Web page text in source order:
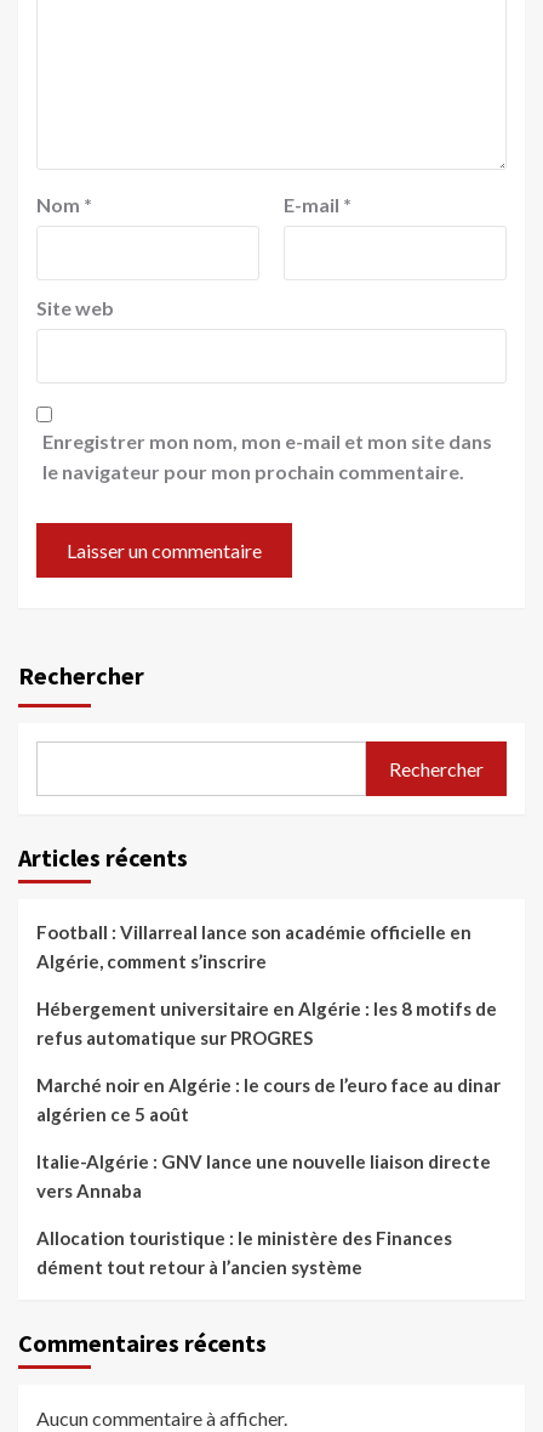
Nom * E-mail *
Site web
Enregistrer mon nom, mon e-mail et mon site dans
le navigateur pour mon prochain commentaire.
Rechercher
Rechercher
Articles récents
Football : Villarreal lance son académie officielle en
Algérie, comment s’inscrire
Hébergement universitaire en Algérie : les 8 motifs de
refus automatique sur PROGRES
Marché noir en Algérie : le cours de l’euro face au dinar
algérien ce 5 août
Italie-Algérie : GNV lance une nouvelle liaison directe
vers Annaba
Allocation touristique : le ministère des Finances
dément tout retour à l’ancien système
Commentaires récents
Aucun commentaire à afficher.